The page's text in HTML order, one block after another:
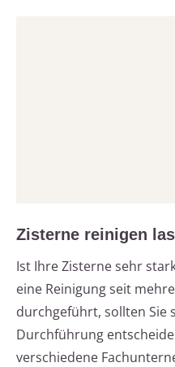
Zisterne reinigen
Ist Ihre Zisterne sehr
eine Reinigung seit
durchgeführt, sollten Sie
Durchführung
verschiedene